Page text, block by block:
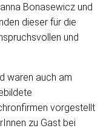
Bonasewicz und
dieser für die
und
waren auch am
vorgestellt
zu Gast bei